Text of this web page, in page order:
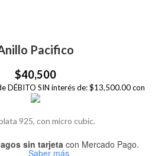
Pacifico
$40,500
DÉBITO SIN interés de: $13,500.00 con
925, con micro cubic.
sin tarjetacon Mercado Pago.
Saber más